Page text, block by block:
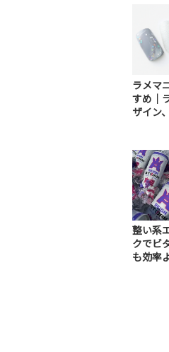
ラメマ
すめ｜
ザイン
整い系
クでビ
も効率